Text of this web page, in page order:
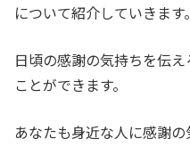
について紹介していきます。
日頃の感謝の気持ちを伝
ことができます。
あなたも身近な人に感謝